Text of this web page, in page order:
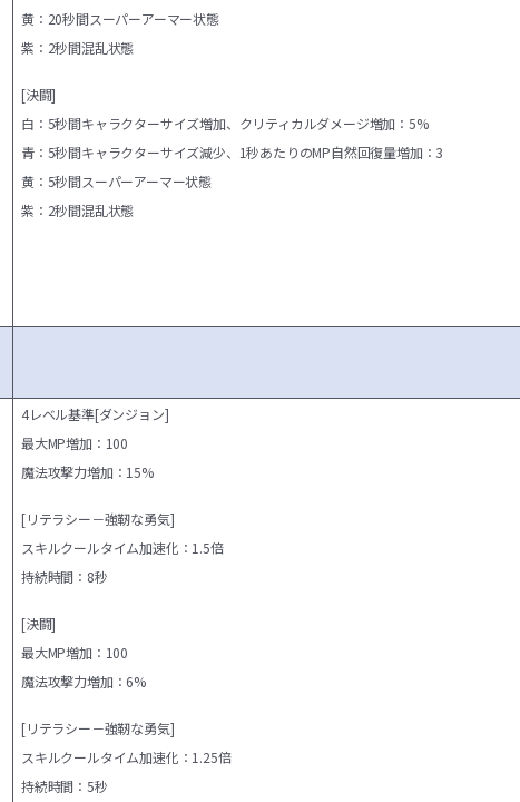
黄：20秒間スーパーアーマー状態
紫：2秒間混乱状態
[決闘]
白：5秒間キャラクターサイズ増加、クリティカルダメージ増加：5%
青：5秒間キャラクターサイズ減少、1秒あたりのMP自然回復量増加：3
黄：5秒間スーパーアーマー状態
紫：2秒間混乱状態
4レベル基準[ダンジョン]
最大MP増加：100
魔法攻撃力増加：15%
[リテラシー－強靭な勇気]
スキルクールタイム加速化：1.5倍
持続時間：8秒
[決闘]
最大MP増加：100
魔法攻撃力増加：6%
[リテラシー－強靭な勇気]
スキルクールタイム加速化：1.25倍
持続時間：5秒